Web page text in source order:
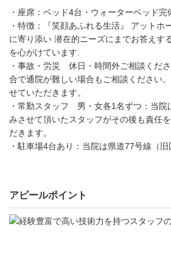
・座席：ベッド4台・ウォーターベッド完
・特徴：『笑顔あふれる生活』 アットホ
に寄り添い 潜在的ニーズにまでお答えす
を心がけています.
・事故・労災 休日・時間外ご相談くだ
合で通院が難しい場合もご相談ください
せていただきます。
・常勤スタッフ 男・女各1名ずつ：当院
みさせて頂いたスタッフがその後も責任
だきます。
・駐車場4台あり：当院は県道77号線（旧
アピールポイント